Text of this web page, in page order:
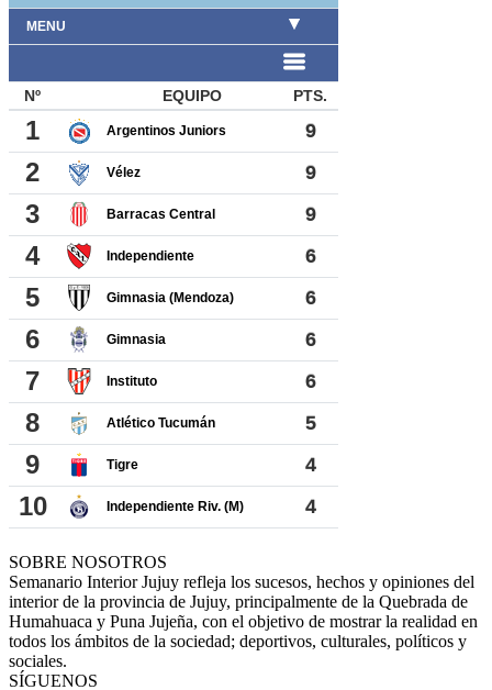
SOBRE NOSOTROS
Semanario Interior Jujuy refleja los sucesos, hechos y opiniones del
interior de la provincia de Jujuy, principalmente de la Quebrada de
Humahuaca y Puna Jujeña, con el objetivo de mostrar la realidad en
todos los ámbitos de la sociedad; deportivos, culturales, políticos y
sociales.
SÍGUENOS